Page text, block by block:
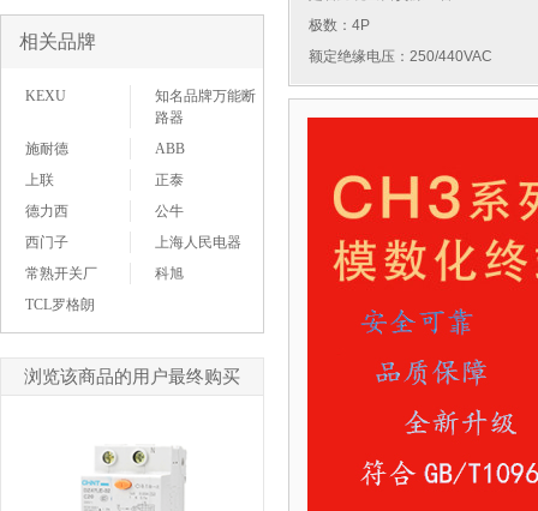
相关品牌
KEXU
知名品牌万能断
路器
施耐德
ABB
上联
正泰
德力西
公牛
西门子
上海人民电器
常熟开关厂
科旭
TCL罗格朗
浏览该商品的用户最终购买
极数：4P
额定绝缘电压：250/440VAC